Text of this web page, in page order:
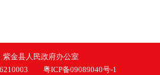
紫金县人民政府办公室
粤ICP备09089040号-1